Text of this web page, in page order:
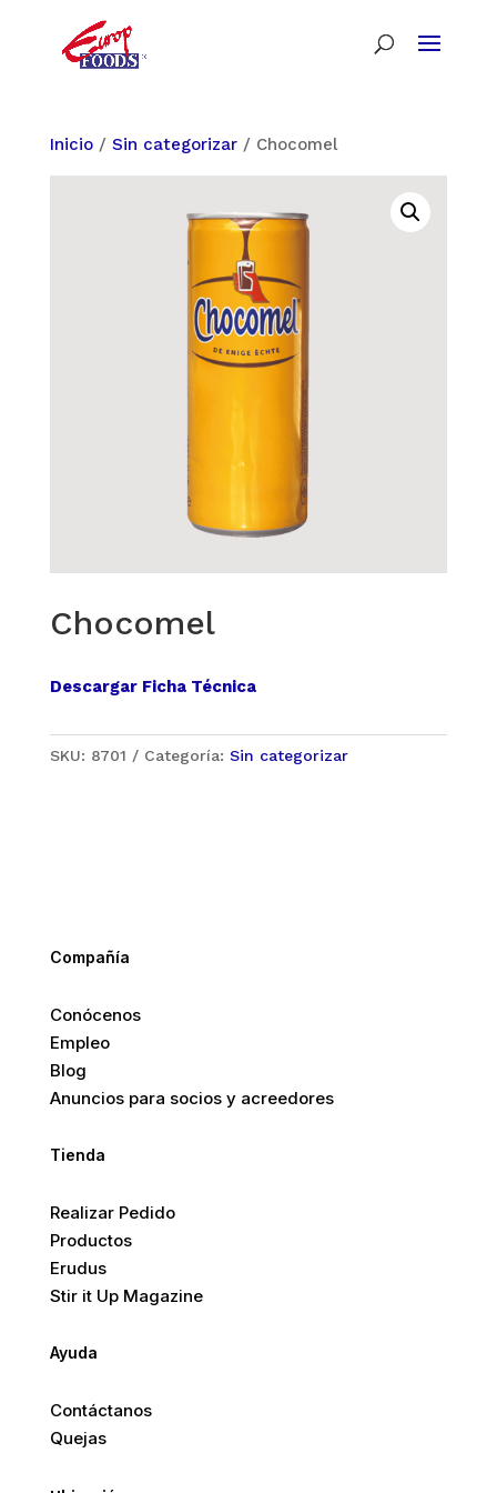
Inicio/ Sin categorizar/ Chocomel
Chocomel
Descargar Ficha Técnica
SKU: 8701 Categoría: Sin categorizar
Compañía
Conócenos
Empleo
Blog
Anuncios para socios y acreedores
Tienda
Realizar Pedido
Productos
Erudus
Stir it Up Magazine
Ayuda
Contáctanos
Quejas